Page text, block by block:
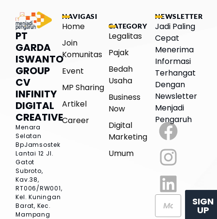
PT
GARDA
ISWANTO
GROUP
CV
INFINITY
DIGITAL
CREATIVE
Menara
Selatan
BpJamsostek
Lantai 12 Jl.
Gatot
Subroto,
Kav.38,
RT006/RW001,
Kel. Kuningan
Barat, Kec.
Mampang
NAVIGASI
Home
Join
Komunitas
Event
MP Sharing
Artikel
Career
CATEGORY
Legalitas
Pajak
Bedah
Usaha
Business
Now
Digital
Marketing
Umum
NEWSLETTER
Jadi Paling
Cepat
Menerima
Informasi
Terhangat
Dengan
Newsletter
Menjadi
Pengaruh
SIGN
UP